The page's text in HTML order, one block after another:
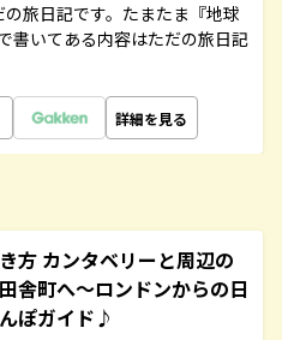
旅日記です。たまたま『地球
書いてある内容はただの旅日記
詳細を見る
方 カンタベリーと周辺の
舎町へ～ロンドンからの日
ぽガイド♪